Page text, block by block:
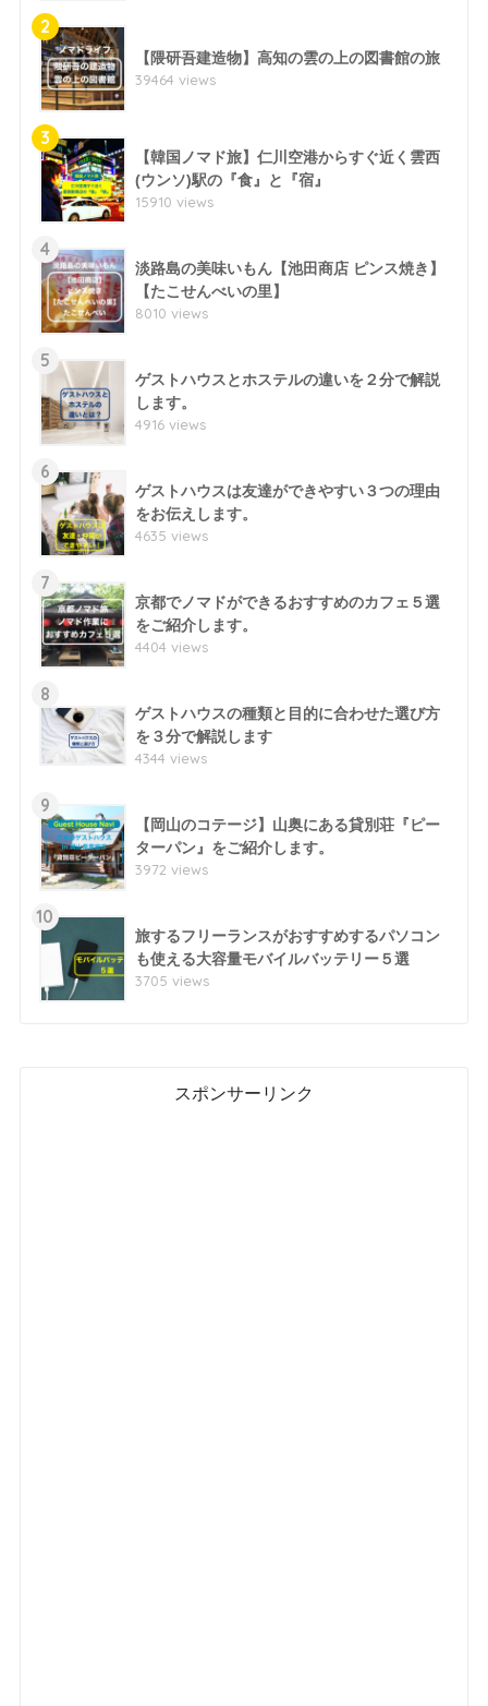
2
【隈研吾建造物】高知の雲の上の図書館の旅
39464 views
3
【韓国ノマド旅】仁川空港からすぐ近く雲西
(ウンソ)駅の『食』と『宿』
15910 views
4
淡路島の美味いもん【池田商店 ピンス焼き】
【たこせんべいの里】
8010 views
5
ゲストハウスとホステルの違いを２分で解説
します。
4916 views
6
ゲストハウスは友達ができやすい３つの理由
をお伝えします。
4635 views
7
京都でノマドができるおすすめのカフェ５選
をご紹介します。
4404 views
8
ゲストハウスの種類と目的に合わせた選び方
を３分で解説します
4344 views
9
【岡山のコテージ】山奥にある貸別荘『ピー
ターパン』をご紹介します。
3972 views
10
旅するフリーランスがおすすめするパソコン
も使える大容量モバイルバッテリー５選
3705 views
スポンサーリンク